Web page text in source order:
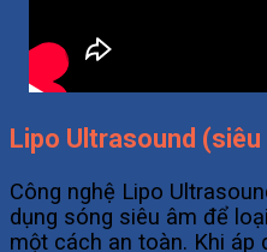
Lipo Ultrasound (siêu
Công nghệ Lipo
dụng sóng siêu âm để
một cách an toàn. Khi áp